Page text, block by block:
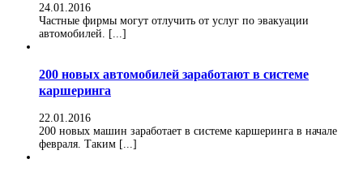
24.01.2016
Частные фирмы могут отлучить от услуг по эвакуации
автомобилей. [...]
200 новых автомобилей заработают в системе
каршеринга
22.01.2016
200 новых машин заработает в системе каршеринга в начале
февраля. Таким [...]